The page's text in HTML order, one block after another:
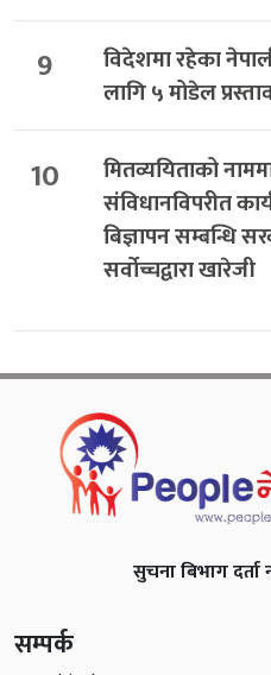
9
विदेशमा रहेका
लागि ५ मोडेल
10
मितव्ययिताको
संविधानविपरीत
बिज्ञापन सम्बन्धि
सर्वोच्चद्वारा खारेजी
सुचना बिभाग
सम्पर्क